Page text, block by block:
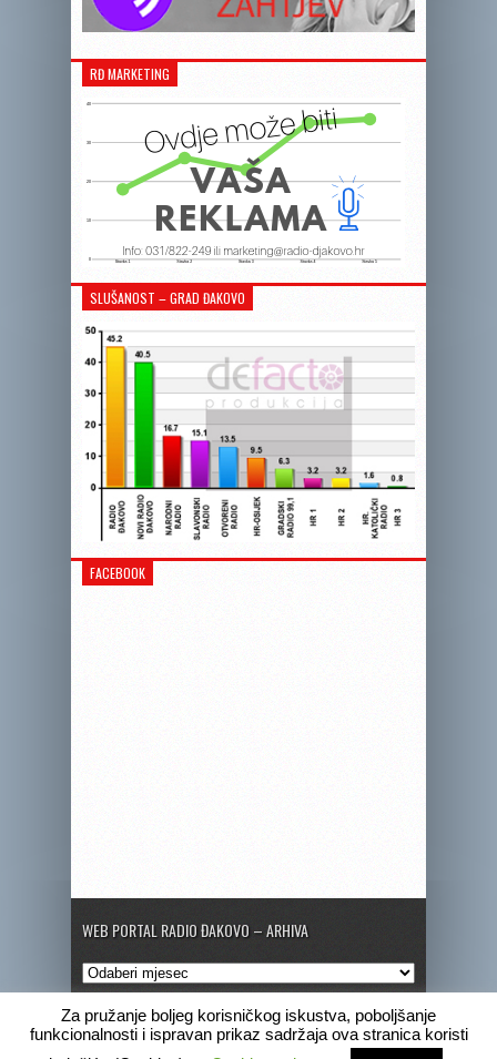
RĐ MARKETING
SLUŠANOST – GRAD ĐAKOVO
FACEBOOK
WEB PORTAL RADIO ĐAKOVO – ARHIVA
Web
portal
Radio
Đakovo
Copyright © 2020 Radio Đakovo
Za pružanje boljeg korisničkog iskustva, poboljšanje
funkcionalnosti i ispravan prikaz sadržaja ova stranica koristi